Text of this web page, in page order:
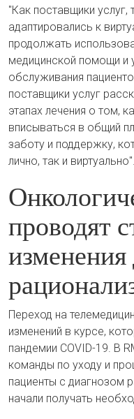
"Как поставщики
адаптировались к
продолжать
медицинской помощи и
обслуживания
поставщики услуг
этапах лечения о том,
вписываться в общий
заботу и поддержку,
лично, так и виртуально".
проводят
изменения
Переход на
изменений в курсе,
пандемии COVID-19. В
команды по уходу и
пациенты с диагнозом
начали получать